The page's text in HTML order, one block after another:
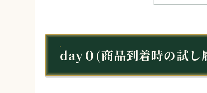
day０(商品到着時の試し